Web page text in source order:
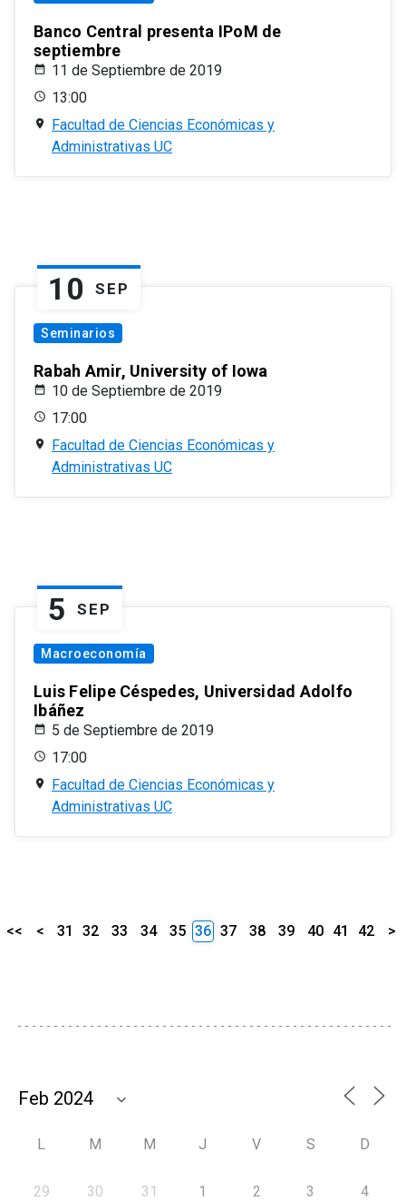
Banco Central presenta IPoM de
septiembre
11 de Septiembre de 2019
13:00
Facultad de Ciencias Económicas y
Administrativas UC
10 SEP
Seminarios
Rabah Amir, University of Iowa
10 de Septiembre de 2019
17:00
Facultad de Ciencias Económicas y
Administrativas UC
5 SEP
Macroeconomía
Luis Felipe Céspedes, Universidad Adolfo
Ibáñez
5 de Septiembre de 2019
17:00
Facultad de Ciencias Económicas y
Administrativas UC
<< < 31 32 33 34 35 36 37 38 39 40 41 42 >
L M M J V S D
29 30 31 1 2 3 4